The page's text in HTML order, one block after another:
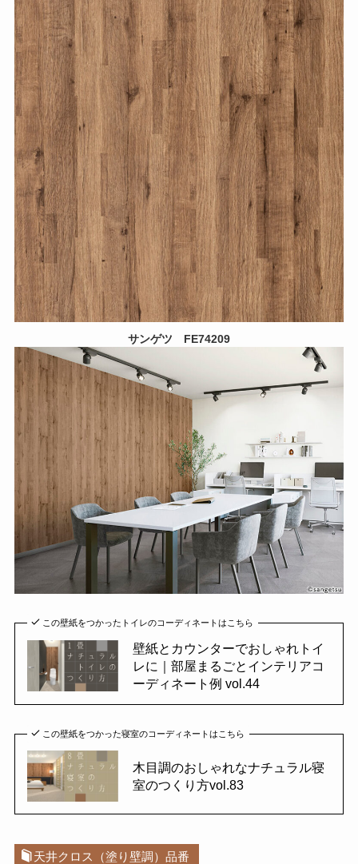
サンゲツ FE74209
この壁紙をつかったトイレのコーディネートはこちら
壁紙とカウンターでおしゃれトイ
レに｜部屋まるごとインテリアコ
ーディネート例 vol.44
この壁紙をつかった寝室のコーディネートはこちら
木目調のおしゃれなナチュラル寝
室のつくり方vol.83
天井クロス（塗り壁調）品番